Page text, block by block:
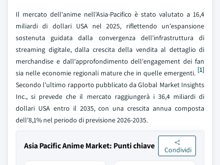
Il mercato dell'anime nell'Asia-Pacifico è stato valutato a 16,4
miliardi di dollari USA nel 2025, riflettendo un'espansione
sostenuta guidata dalla convergenza dell'infrastruttura di
streaming digitale, dalla crescita della vendita al dettaglio di
merchandise e dall'approfondimento dell'engagement dei fan
sia nelle economie regionali mature che in quelle emergenti. [1]
Secondo l'ultimo rapporto pubblicato da Global Market Insights
Inc., si prevede che il mercato raggiungerà i 36,4 miliardi di
dollari USA entro il 2035, con una crescita annua composta
dell'8,1% nel periodo di previsione 2026-2035.
Asia Pacific Anime Market: Punti chiave Condividi